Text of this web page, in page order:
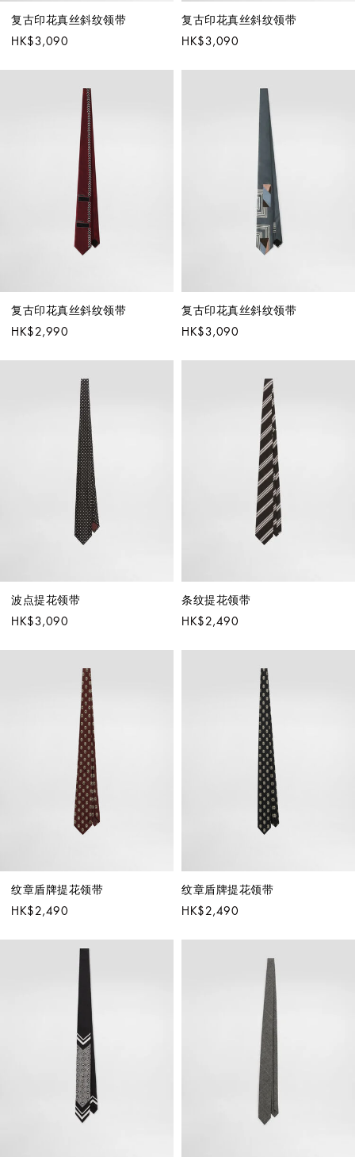
复古印花真丝斜纹领带
HK$3,090
复古印花真丝斜纹领带
HK$3,090
复古印花真丝斜纹领带
HK$2,990
复古印花真丝斜纹领带
HK$3,090
波点提花领带
HK$3,090
条纹提花领带
HK$2,490
纹章盾牌提花领带
HK$2,490
纹章盾牌提花领带
HK$2,490